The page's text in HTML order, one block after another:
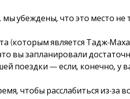
убеждены, что это место не
(которым является Тадж-
вы запланировали
поездки — если, конечно, у
чтобы расслабиться из-за